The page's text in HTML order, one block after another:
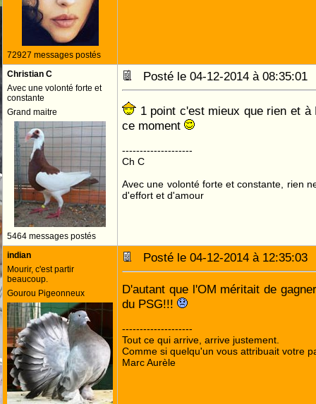
72927 messages postés
Christian C
Avec une volonté forte et
constante
Grand maitre
5464 messages postés
Posté le 04-12-2014 à
1 point c'est mieux que rien et
ce moment
--------------------
Ch C
Avec une volonté forte et constante, rien
d'effort et d'amour
indian
Mourir, c'est partir
beaucoup.
Gourou Pigeonneux
Posté le 04-12-2014 à
D'autant que l'OM méritait de
du PSG!!!
--------------------
Tout ce qui arrive, arrive justement.
Comme si quelqu'un vous attribuait votre
Marc Aurèle